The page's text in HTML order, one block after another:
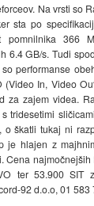
Na vrsti so
sta po
pomnilnika 366
6.4 GB/s. Tudi
performanse
In, Video
za zajem videa.
tridesetimi
škatli tukaj ni
je hlajen z
Cena
ter 53.900 SIT
92 d.o.o, 01 583